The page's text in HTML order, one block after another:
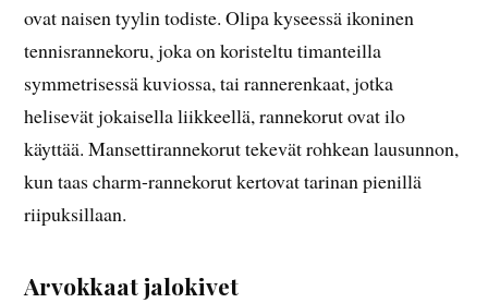
ovat naisen tyylin todiste. Olipa kyseessä ikoninen
tennisrannekoru, joka on koristeltu timanteilla
symmetrisessä kuviossa, tai rannerenkaat, jotka
helisevät jokaisella liikkeellä, rannekorut ovat ilo
käyttää. Mansettirannekorut tekevät rohkean lausunnon,
kun taas charm-rannekorut kertovat tarinan pienillä
riipuksillaan.
Arvokkaat jalokivet